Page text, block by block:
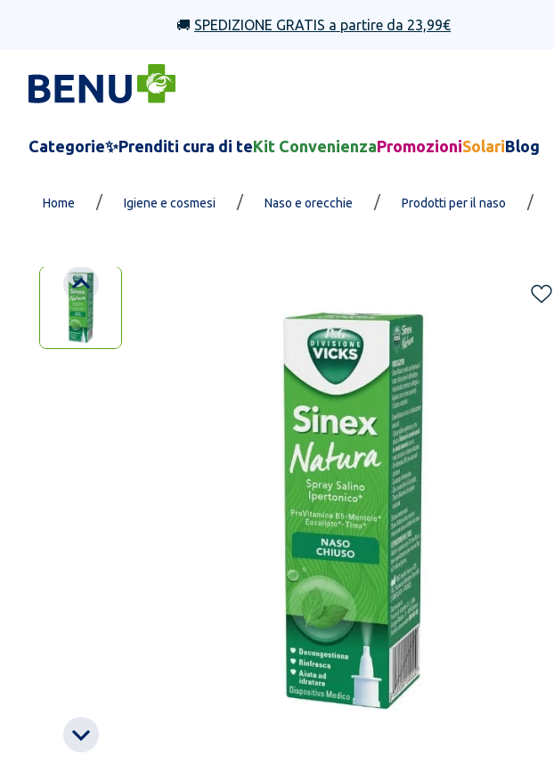
🚚 SPEDIZIONE GRATIS a partire da 23,99€
Categorie✨Prenditi cura di teKit ConvenienzaPromozioniSolariBlog
Home / Igiene e cosmesi / Naso e orecchie / Prodotti per il naso /